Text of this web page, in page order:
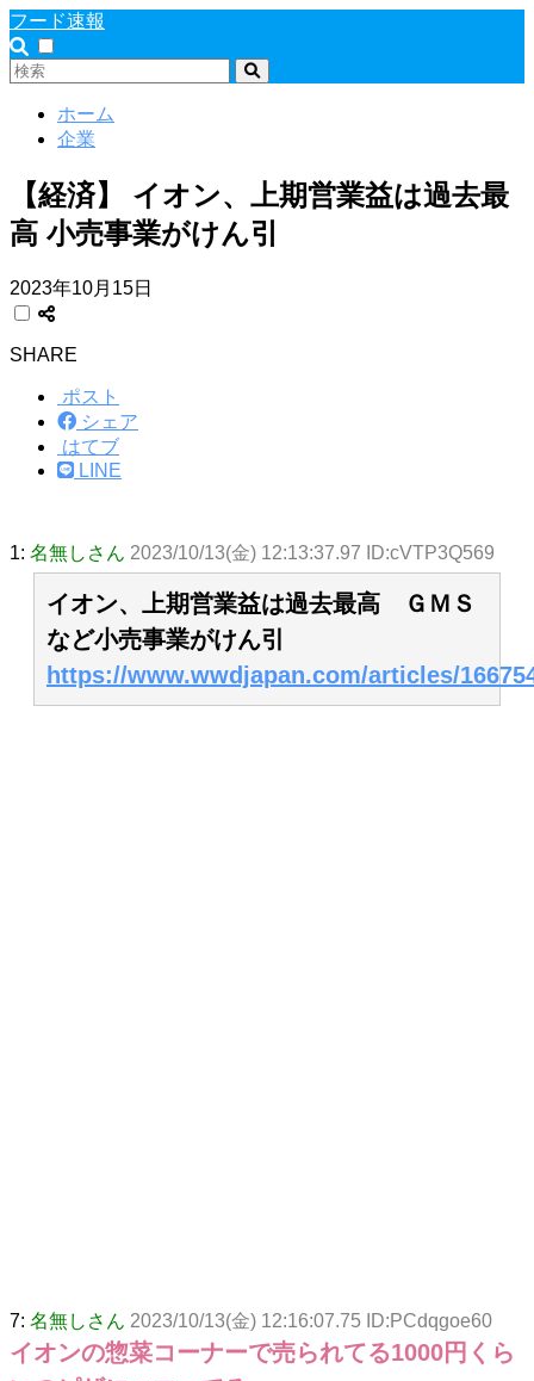
フード速報
ホーム
企業
【経済】 イオン、上期営業益は過去最
高 小売事業がけん引
2023年10月15日
SHARE
ポスト
シェア
はてブ
LINE
1: 名無しさん 2023/10/13(金) 12:13:37.97 ID:cVTP3Q569
イオン、上期営業益は過去最高 ＧＭＳ
など小売事業がけん引
https://www.wwdjapan.com/articles/
7: 名無しさん 2023/10/13(金) 12:16:07.75 ID:PCdqgoe60
イオンの惣菜コーナーで売られてる1000円くら